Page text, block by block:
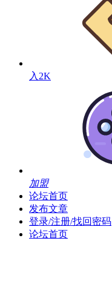
入2K
加盟
论坛首页
发布文章
登录/注册/找回密码
论坛首页